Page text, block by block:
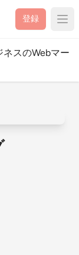
登録
のWebマーケ